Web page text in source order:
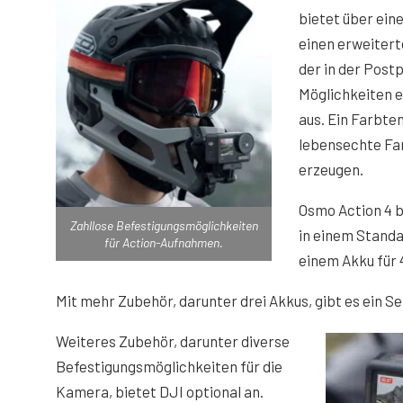
Zahllose Befestigungsmöglichkeiten
für Action-Aufnahmen.
bietet über
einen
der in der
Möglichkeiten
aus. Ein
lebensechte
erzeugen.
Osmo Action 4
in einem
einem Akku für
Mit mehr Zubehör, darunter drei Akkus, gibt es ein
Weiteres Zubehör, darunter diverse
Befestigungsmöglichkeiten für die
Kamera, bietet DJI optional an.